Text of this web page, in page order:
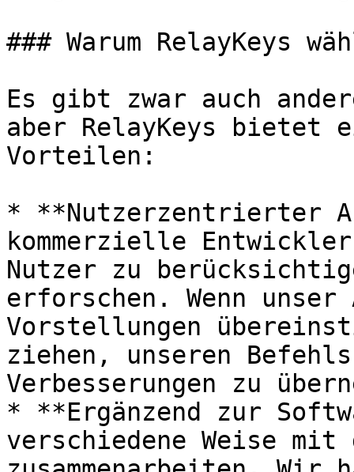
### Warum RelayKeys
Es gibt zwar auch
aber RelayKeys bietet
Vorteilen:
* **Nutzerzentrierter
kommerzielle
Nutzer zu
erforschen. Wenn
Vorstellungen
ziehen, unseren
Verbesserungen zu
* **Ergänzend zur
verschiedene Weise